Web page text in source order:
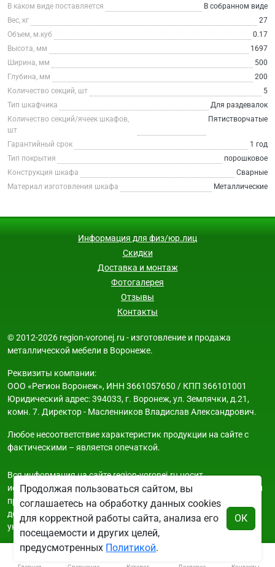
В каком виде поставляется
В собранном виде
Вес, кг
27
Объем, м.куб
0.17
Высота, мм
1697
Ширина, мм
500
Глубина, мм
200
Количество секций, шт
5
Тип шкафчика
Для раздевалок
Количество секций/ячеек шкафов,
шт
Пятистворчатые
Гарантийный срок
1 год
Тип покрытия
порошковое
Конструкция шкафа
Сварные
Материал изготовления шкафа
Металлические
Информация для физ/юр.лиц
Скидки
Доставка и монтаж
Фотогалерея
Отзывы
Контакты
© 2012-2026 region-voronej.ru - изготовление и продажа
металлической мебели в Воронеже.
Реквизиты компании:
ООО «Регион Воронеж», ИНН 3661057650 / КПП 366101001
Юридический адрес: 394033, г. Воронеж, ул. Землячки, д.21,
комн. 7. Директор - Масленников Владислав Александрович.
Любое несоответствие характеристик продукции на сайте с
фактическими – является опечаткой.
Вся информация на сайте region-voronej.ru носит
исключительно ознакомительный и справочный характер и ни
при каких условиях не является публичной офертой. Всю
дополнительную информацию можно узнать по телефонам
указанным на сайте.
Продолжая пользоваться сайтом, вы
соглашаетесь на обработку данных cookies
для корректной работы сайта, анализа его
посещаемости и других целей,
предусмотренных Политикой.
ОК